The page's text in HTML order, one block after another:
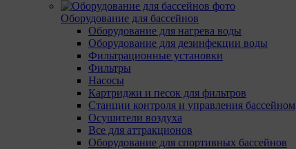
Оборудование для бассейнов
Оборудование для нагрева воды
Оборудование для дезинфекции воды
Фильтрационные установки
Фильтры
Насосы
Картриджи и песок для фильтров
Станции контроля и управления бассейном
Осушители воздуха
Все для аттракционов
Оборудование для спортивных бассейнов